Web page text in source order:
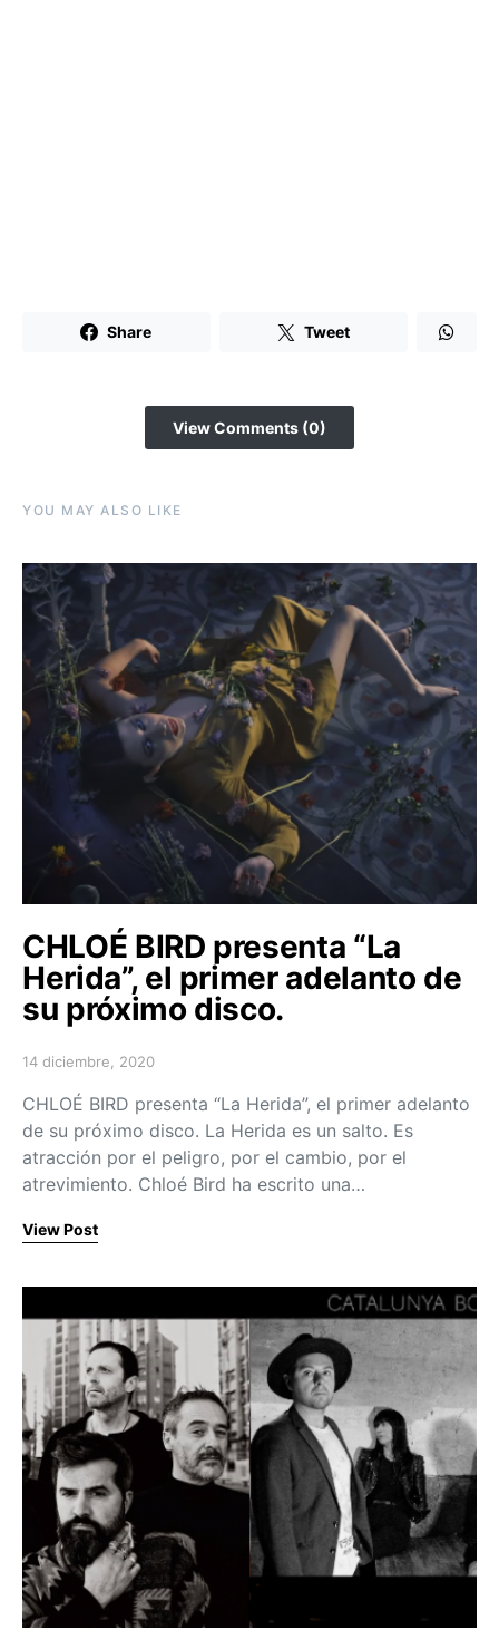
Share Tweet
View Comments (0)
YOU MAY ALSO LIKE
CHLOÉ BIRD presenta “La
Herida”, el primer adelanto de
su próximo disco.
Posted on
14 diciembre, 2020
CHLOÉ BIRD presenta “La Herida”, el primer adelanto
de su próximo disco. La Herida es un salto. Es
atracción por el peligro, por el cambio, por el
atrevimiento. Chloé Bird ha escrito una…
View Post